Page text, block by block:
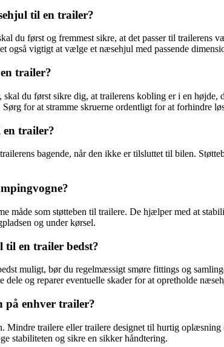
til en trailer?
du først og fremmest sikre, at det passer til
også vigtigt at vælge et næsehjul med passende
trailer?
du først sikre dig, at trailerens kobling er i en
for at stramme skruerne ordentligt for at forhindre
trailer?
bagende, når den ikke er tilsluttet til bilen.
måde som støtteben til trailere. De hjælper med at
og under kørsel.
til en trailer bedst?
muligt, bør du regelmæssigt smøre fittings og
dele og reparer eventuelle skader for at opretholde
på enhver trailer?
Mindre trailere eller trailere designet til hurtig
stabiliteten og sikre en sikker håndtering.